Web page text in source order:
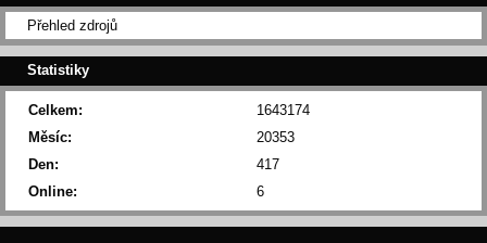
Přehled zdrojů
Statistiky
Online: 6
Celkem:
1643174
Měsíc:
20353
Den:
417